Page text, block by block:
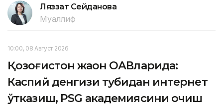
Ляззат Сейданова
Муаллиф
10:00, 08 Август 2026
Қозоғистон жаҳон ОАВларида:
Каспий денгизи тубидан интернет
ўтказиш, PSG академиясини очиш